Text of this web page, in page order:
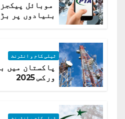
موبائل
بنیادوں پر
ٹیلی کام و انٹرنٹ
پاکستان میں
ورکس 2025